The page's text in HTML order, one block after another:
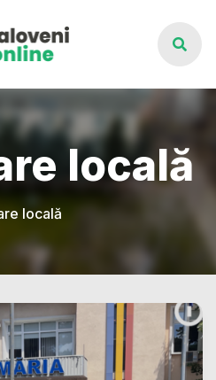
locală
locală